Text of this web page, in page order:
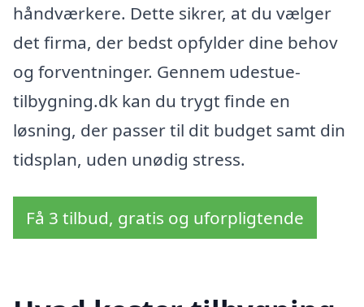
håndværkere. Dette sikrer, at du vælger
det firma, der bedst opfylder dine behov
og forventninger. Gennem udestue-
tilbygning.dk kan du trygt finde en
løsning, der passer til dit budget samt din
tidsplan, uden unødig stress.
Få 3 tilbud, gratis og uforpligtende